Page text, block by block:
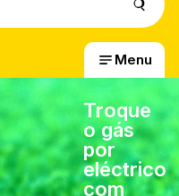
Menu
Troque
o gás
por
eléctrico
com